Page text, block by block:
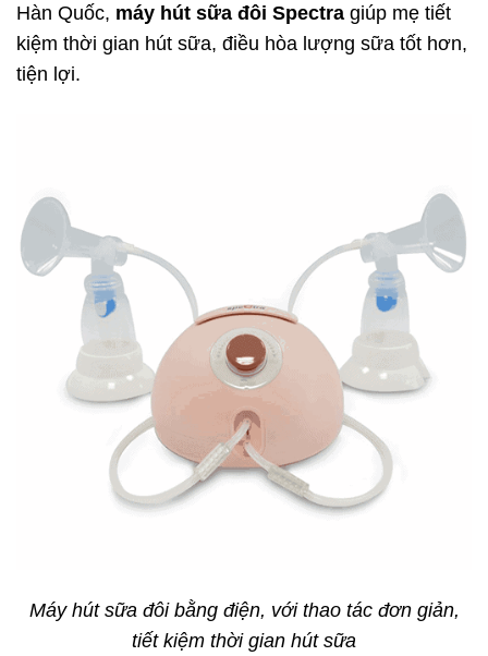
Hàn Quốc, máy hút sữa đôi Spectra giúp mẹ tiết
kiệm thời gian hút sữa, điều hòa lượng sữa tốt hơn,
tiện lợi.
Máy hút sữa đôi bằng điện, với thao tác đơn giản,
tiết kiệm thời gian hút sữa